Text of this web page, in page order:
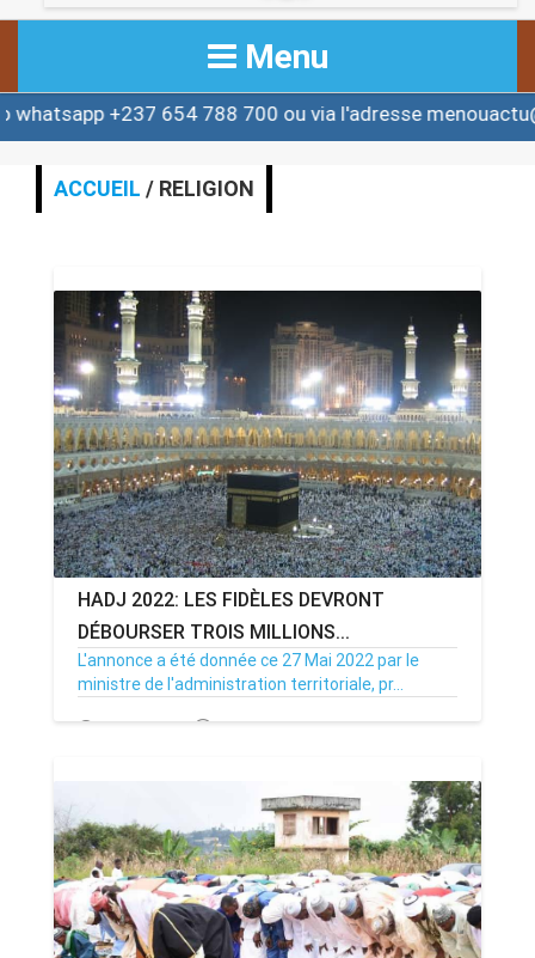
Menu
ACCUEIL
ACTUALITE
ALERTE
ANNONCE
ART & CULTURE & TRADITION
ASSAINISSEMENT
BREAKING-NEWS
CAMEROUN
PLUS
+237 654 788 700 ou via l'adresse
ACCUEIL / RELIGION
HADJ 2022: LES FIDÈLES DEVRONT
DÉBOURSER TROIS MILLIONS...
L'annonce a été donnée ce 27 Mai 2022 par le
ministre de l'administration territoriale, pr...
29/05/22 Par MenouActu 0